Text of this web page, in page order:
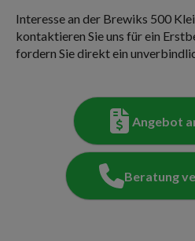
Interesse an der Brewiks 500
kontaktieren Sie uns für ein
fordern Sie direkt ein
Angebot
Beratung